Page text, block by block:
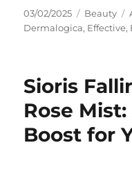
Posted
on
03/02/2025 Categories
Beauty
Dermalogica, Effective,
Sioris
Rose
Boost for